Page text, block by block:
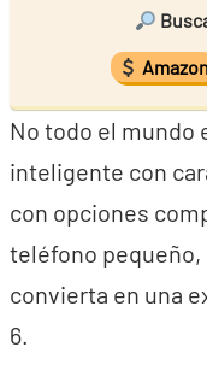
No todo el mundo
inteligente con
con opciones
teléfono pequeño,
convierta en una
6.